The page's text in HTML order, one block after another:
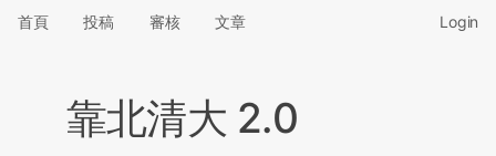
首頁 投稿 審核 文章 Login
靠北清大 2.0